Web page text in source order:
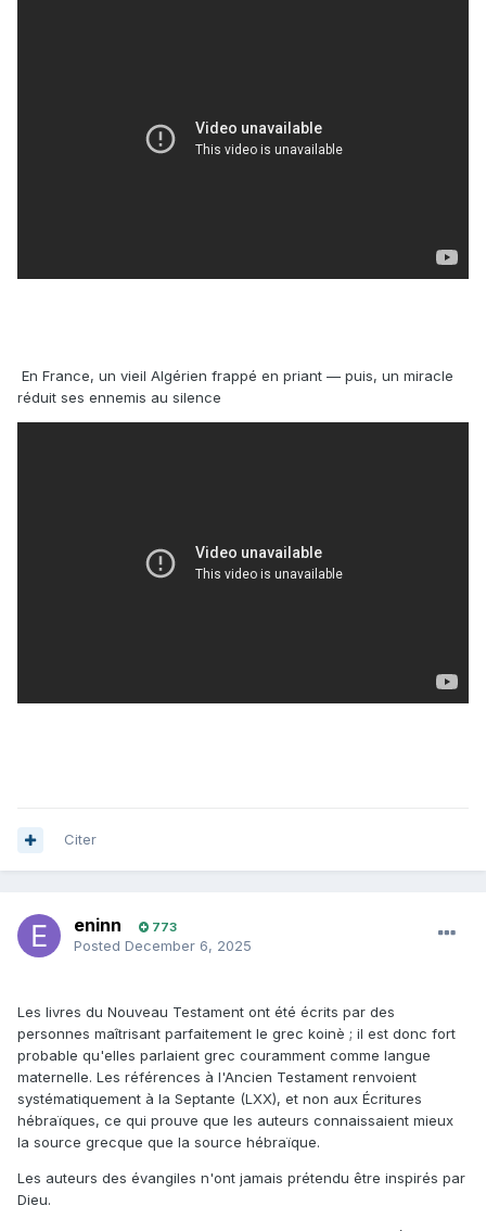
En France, un vieil Algérien frappé en priant — puis, un miracle
réduit ses ennemis au silence
Citer
eninn 773
Posted December 6, 2025
Les livres du Nouveau Testament ont été écrits par des
personnes maîtrisant parfaitement le grec koinè ; il est donc fort
probable qu'elles parlaient grec couramment comme langue
maternelle. Les références à l'Ancien Testament renvoient
systématiquement à la Septante (LXX), et non aux Écritures
hébraïques, ce qui prouve que les auteurs connaissaient mieux
la source grecque que la source hébraïque.
Les auteurs des évangiles n'ont jamais prétendu être inspirés par
Dieu.